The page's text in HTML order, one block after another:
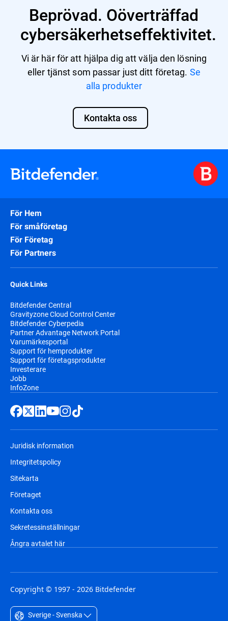
Beprövad. Oöverträffad
cybersäkerhetseffektivitet.
Vi är här för att hjälpa dig att välja den lösning
eller tjänst som passar just ditt företag. Se
alla produkter
Kontakta oss
För Hem
För småföretag
För Företag
För Partners
Quick Links
Bitdefender Central
Gravityzone Cloud Control Center
Bitdefender Cyberpedia
Partner Advantage Network Portal
Varumärkesportal
Support för hemprodukter
Support för företagsprodukter
Investerare
Jobb
InfoZone
Juridisk information
Integritetspolicy
Sitekarta
Företaget
Kontakta oss
Sekretessinställningar
Ångra avtalet här
Copyright © 1997 - 2026 Bitdefender
Sverige - Svenska